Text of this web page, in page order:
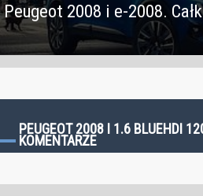
Peugeot 2008 i e-2008.
PEUGEOT 2008 I 1.6 BLUEHDI
KOMENTARZE